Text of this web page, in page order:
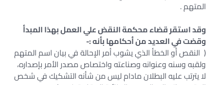
المتهم .
وقد استقر قضاء محكمة النقض علي العمل بهذا المبدأ
وقضت في العديد من أحكامها بأنه :-
( النقص أو الخطأ الذي يشوب أمر الإحالة في بيان اسم المتهم
ولقبه وسنه وعنوانه وصناعته واختصاص مصدر الأمر بإصداره،
لا يترتب عليه البطلان مادام ليس من شأنه التشكيك في شخص